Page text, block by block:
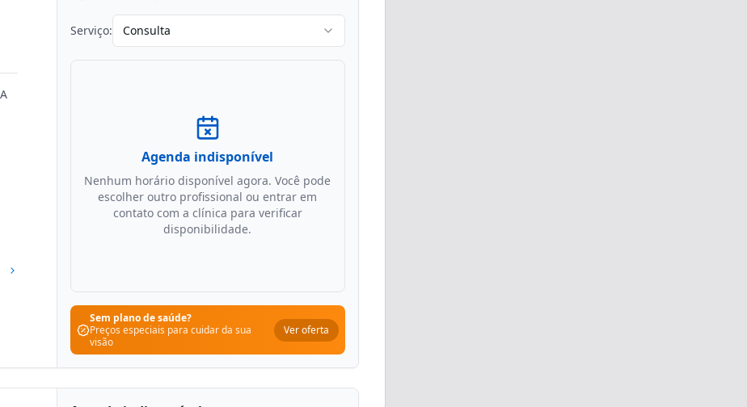
Serviço: Consulta
Agenda indisponível
Nenhum horário disponível agora. Você pode
escolher outro profissional ou entrar em
contato com a clínica para verificar
disponibilidade.
Sem plano de saúde?
Preços especiais para cuidar da sua
visão
Ver oferta